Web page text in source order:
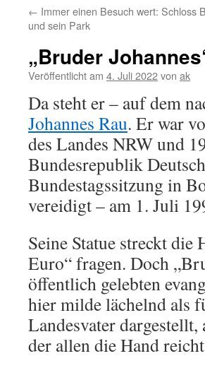
← Immer einen Besuch wert: Schloss
und sein Park
„Bruder
Veröffentlicht am 4. Juli 2022von ak
Da steht er – auf dem
Johannes Rau. Er war
des Landes NRW und
Bundesrepublik
Bundestagssitzung in
vereidigt – am 1. Juli
Seine Statue streckt die
Euro“ fragen. Doch
öffentlich gelebten
hier milde lächelnd als
Landesvater
der allen die Hand